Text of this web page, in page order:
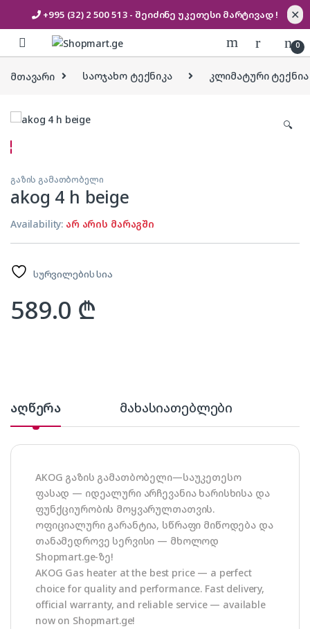
+995 (32) 2 500 513 - შეიძინე უკეთესი მარტივად ! ✕
Skip to navigation
Skip to content
0
მთავარი საოჯახო ტექნიკა კლიმატური ტექნია
🔍
გაზის გამათბობელი
akog 4 h beige
Availability: არ არის მარაგში
სურვილების სია
589.0 ₾
აღწერა მახასიათებლები
AKOG გაზის გამათბობელი—საუკეთესო
ფასად — იდეალური არჩევანია ხარისხისა და
ფუნქციურობის მოყვარულთათვის.
ოფიციალური გარანტია, სწრაფი მიწოდება და
თანამედროვე სერვისი — მხოლოდ
Shopmart.ge-ზე!
AKOG Gas heater at the best price — a perfect
choice for quality and performance. Fast delivery,
official warranty, and reliable service — available
now on Shopmart.ge!